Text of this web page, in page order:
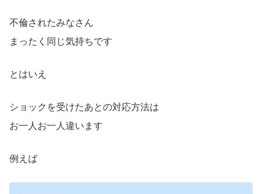
不倫されたみなさん
まったく同じ気持ちです
とはいえ
ショックを受けたあとの対応方法は
お一人お一人違います
例えば